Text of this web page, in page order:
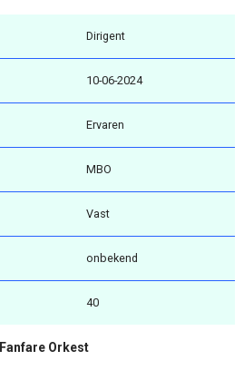
Dirigent
10-06-2024
Ervaren
MBO
Vast
onbekend
40
Orkest